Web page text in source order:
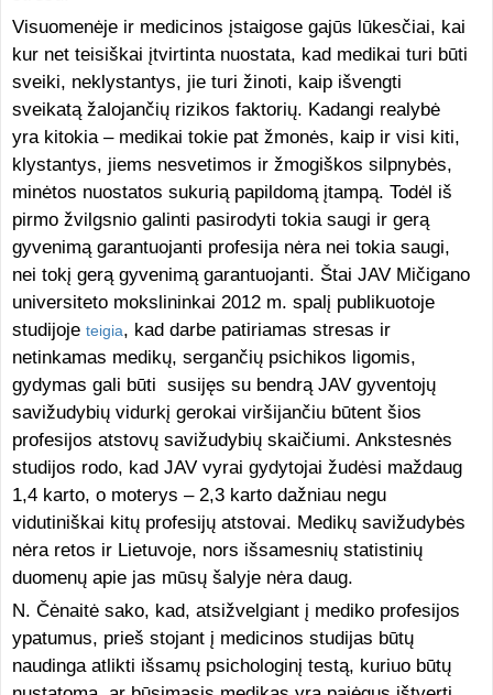
Visuomenėje ir medicinos įstaigose gajūs lūkesčiai, kai
kur net teisiškai įtvirtinta nuostata, kad medikai turi būti
sveiki, neklystantys, jie turi žinoti, kaip išvengti
sveikatą žalojančių rizikos faktorių. Kadangi realybė
yra kitokia – medikai tokie pat žmonės, kaip ir visi kiti,
klystantys, jiems nesvetimos ir žmogiškos silpnybės,
minėtos nuostatos sukurią papildomą įtampą. Todėl iš
pirmo žvilgsnio galinti pasirodyti tokia saugi ir gerą
gyvenimą garantuojanti profesija nėra nei tokia saugi,
nei tokį gerą gyvenimą garantuojanti. Štai JAV Mičigano
universiteto mokslininkai 2012 m. spalį publikuotoje
studijoje teigia, kad darbe patiriamas stresas ir
netinkamas medikų, sergančių psichikos ligomis,
gydymas gali būti susijęs su bendrą JAV gyventojų
savižudybių vidurkį gerokai viršijančiu būtent šios
profesijos atstovų savižudybių skaičiumi. Ankstesnės
studijos rodo, kad JAV vyrai gydytojai žudėsi maždaug
1,4 karto, o moterys – 2,3 karto dažniau negu
vidutiniškai kitų profesijų atstovai. Medikų savižudybės
nėra retos ir Lietuvoje, nors išsamesnių statistinių
duomenų apie jas mūsų šalyje nėra daug.
N. Čėnaitė sako, kad, atsižvelgiant į mediko profesijos
ypatumus, prieš stojant į medicinos studijas būtų
naudinga atlikti išsamų psichologinį testą, kuriuo būtų